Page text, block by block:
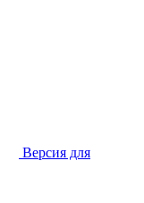
Версия для